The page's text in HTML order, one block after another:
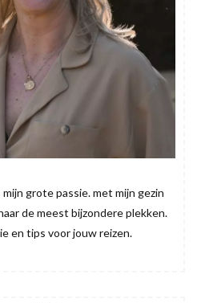
grote passie. met mijn gezin
de meest bijzondere plekken.
en tips voor jouw reizen.